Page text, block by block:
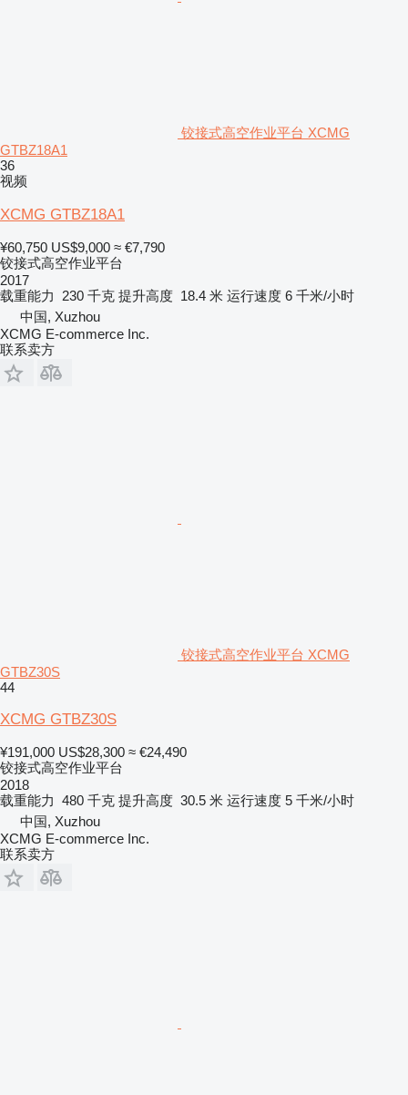
铰接式高空作业平台 XCMG
GTBZ18A1
36
视频
XCMG GTBZ18A1
¥60,750 US$9,000 ≈ €7,790
铰接式高空作业平台
2017
载重能力
230 千克 提升高度 18.4 米 运行速度 6 千米/小时
中国, Xuzhou
XCMG E-commerce Inc.
联系卖方
铰接式高空作业平台 XCMG
GTBZ30S
44
XCMG GTBZ30S
¥191,000 US$28,300 ≈ €24,490
铰接式高空作业平台
2018
载重能力 480 千克 提升高度 30.5 米 运行速度 5 千米/小时
中国, Xuzhou
XCMG E-commerce Inc.
联系卖方